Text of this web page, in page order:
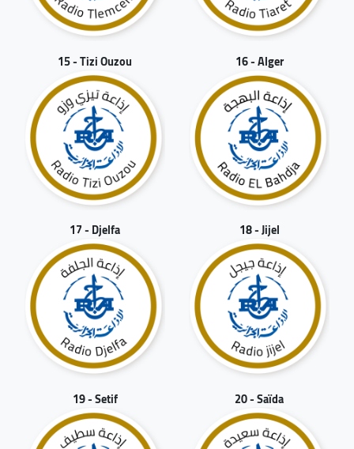
15 - Tizi Ouzou 16 - Alger
17 - Djelfa 18 - Jijel
19 - Setif 20 - Saïda